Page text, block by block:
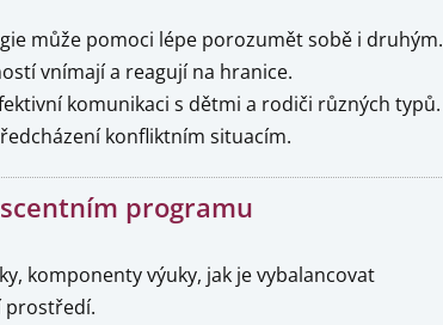
může pomoci lépe porozumět sobě i druhým.
vnímají a reagují na hranice.
komunikaci s dětmi a rodiči různých typů.
konfliktním situacím.
programu
komponenty výuky, jak je vybalancovat
prostředí.